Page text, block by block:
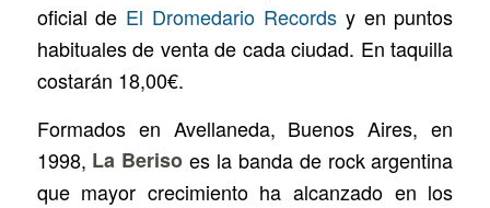
oficial de El Dromedario Recordsy en puntos
habituales de venta de cada ciudad. En taquilla
costarán 18,00€.
Formados en Avellaneda, Buenos Aires, en
1998, La Beriso es la banda de rock argentina
que mayor crecimiento ha alcanzado en los